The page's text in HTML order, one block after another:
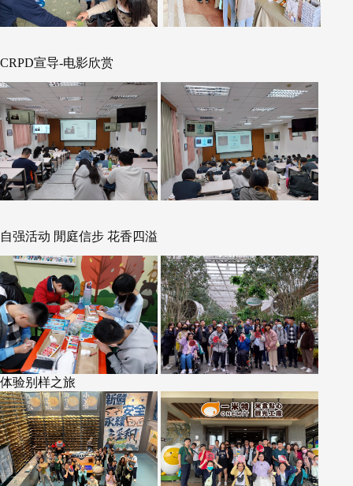
CRPD宣导-电影欣赏
自强活动 閒庭信步 花香四溢
体验别样之旅